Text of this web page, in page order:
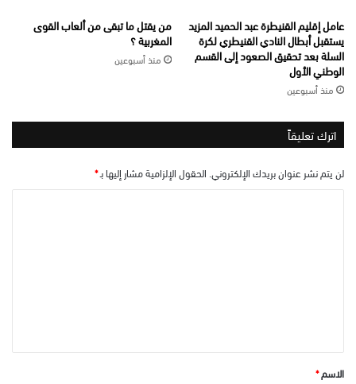
عامل إقليم القنيطرة عبد الحميد المزيد
يستقبل أبطال النادي القنيطري لكرة
السلة بعد تحقيق الصعود إلى القسم
الوطني الأول
منذ أسبوعين
من يقتل ما تبقى من ألعاب القوى
المغربية ؟
منذ أسبوعين
اترك تعليقاً
لن يتم نشر عنوان بريدك الإلكتروني. الحقول الإلزامية مشار إليها بـ*
*الاسم*